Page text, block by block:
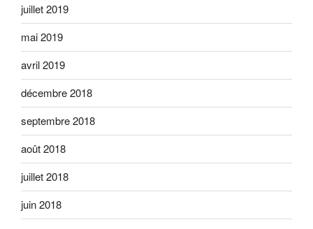
juillet 2019
mai 2019
avril 2019
décembre 2018
septembre 2018
août 2018
juillet 2018
juin 2018